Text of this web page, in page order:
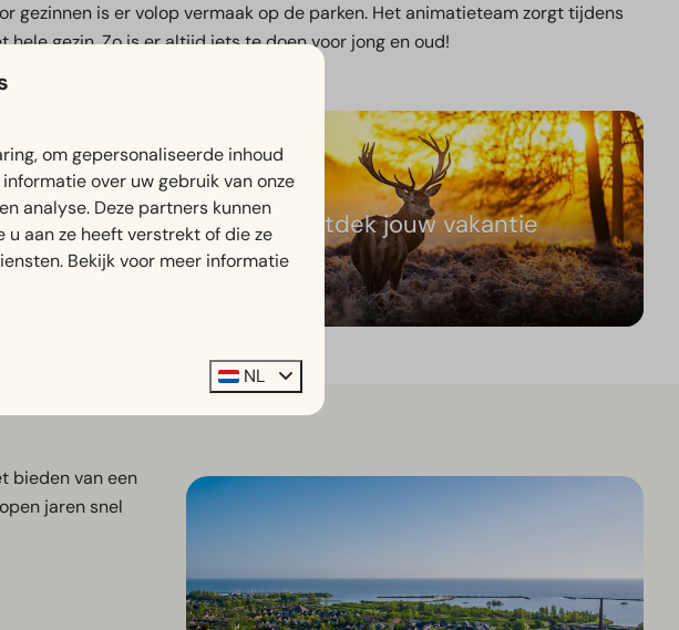
gezinnen is er volop vermaak op de parken. Het animatieteam zorgt tijdens
gezin. Zo is er altijd iets te doen voor jong en oud!
Ontdek jouw vakantie
bieden van een
jaren snel
om gepersonaliseerde inhoud
over uw gebruik van onze
analyse. Deze partners kunnen
aan ze heeft verstrekt of die ze
Bekijk voor meer informatie
NL